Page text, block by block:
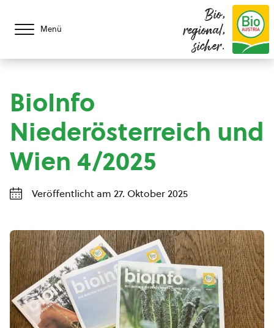
Menü
Bio,
regional,
sicher.
BioInfo
Niederösterreich und
Wien 4/2025
Veröffentlicht am 27. Oktober 2025